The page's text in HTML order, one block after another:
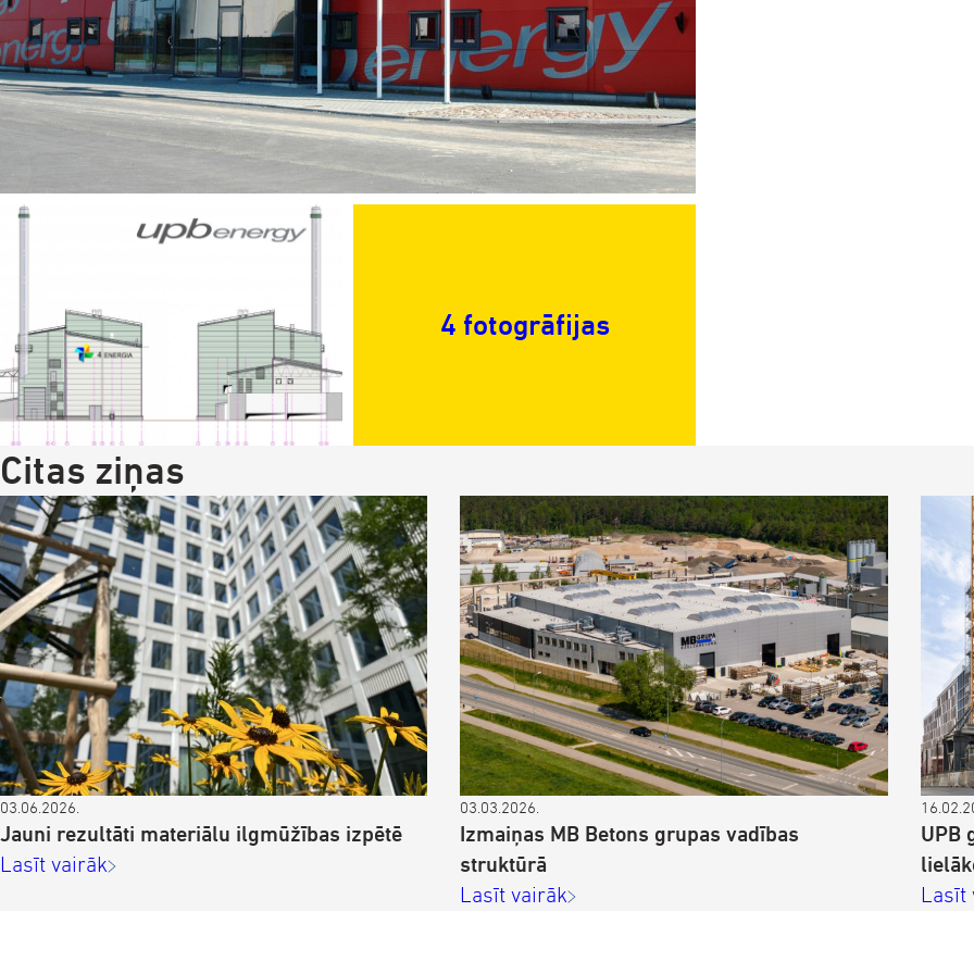
4 fotogrāfijas
Citas ziņas
03.06.2026.
Jauni rezultāti materiālu ilgmūžības izpētē
Lasīt vairāk
03.03.2026.
Izmaiņas MB Betons grupas vadības
struktūrā
Lasīt vairāk
UPB
Lasīt